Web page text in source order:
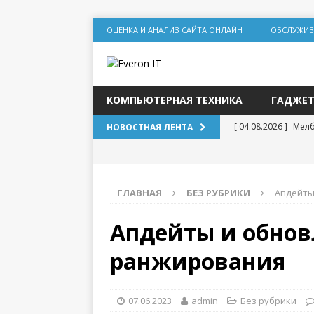
ОЦЕНКА И АНАЛИЗ САЙТА ОНЛАЙН
КОМПЬЮТЕРНАЯ ТЕХНИКА
НОВОСТНАЯ ЛЕНТА [ 04.08.2026 ]
дилеммы
[ 31.07.2026 ]
DR для
ГЛАВНАЯ БЕЗ РУБРИКИ
Апдейты и
ранжирования
07.06.2023 admin Без рубрики